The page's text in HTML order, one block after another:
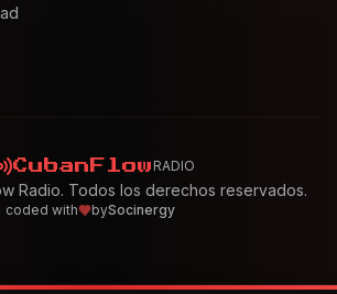
CubanFlow RADIO
Radio. Todos los derechos reservados.
coded with bySocinergy